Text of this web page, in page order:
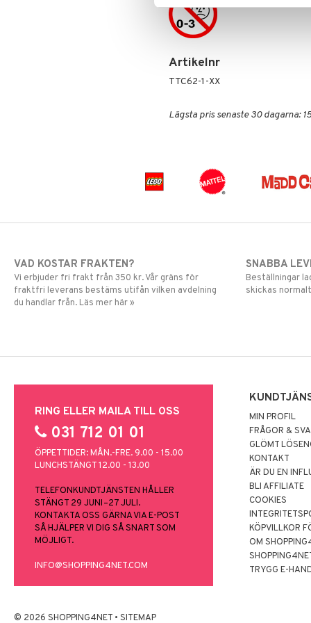
Artikelnr
TTC62-1-XX
Lägsta pris senaste 30 dagarna:
VAD KOSTAR FRAKTEN?
Vi erbjuder fri frakt från 350 kr. Vår gräns för
fraktfri leverans bestäms utifån vilken avdelning
du handlar från. Läs mer här »
SNABBA
Beställningar
skickas
RING ELLER MAILA TILL OSS
031 712 01 01
ÖPPETTIDER: MÅN.-FRE. 9.00 - 15.00
LUNCHSTÄNGT 12.00 - 13.00
TELEFONKUNDTJÄNSTEN HÅLLER
STÄNGT 29 JUNI–27 JULI.
KONTAKTA OSS GÄRNA VIA E-POST
SÅ HJÄLPER VI DIG SÅ SNART SOM
MÖJLIGT.
INFO@SHOPPING4NET.COM
MIN PROFIL
FRÅGOR &
GLÖMT
KONTAKT
ÄR DU EN
BLI AFFILIATE
COOKIES
KÖPVILLKOR
OM
TRYGG E-
© 2026 SHOPPING4NET • SITEMAP